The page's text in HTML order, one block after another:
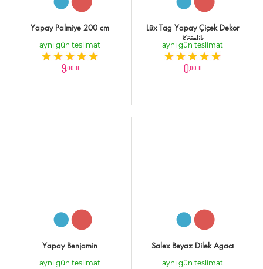
Yapay Palmiye 200 cm
aynı gün teslimat
9,00 TL
Lüx Tag Yapay Çiçek Dekor
Köielik
aynı gün teslimat
0,00 TL
Yapay Benjamin
aynı gün teslimat
Salex Beyaz Dilek Agacı
aynı gün teslimat